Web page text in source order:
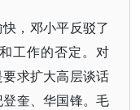
，邓小平反驳了
工作的否定。对
求扩大高层谈话
奎、华国锋。毛